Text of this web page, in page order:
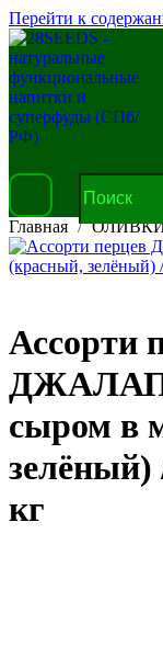
Перейти к
Главная
Ассорти
сыром в
зелёный)
кг